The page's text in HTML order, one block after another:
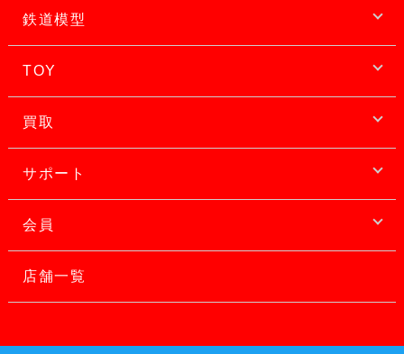
鉄道模型
TOY
買取
サポート
会員
店舗一覧